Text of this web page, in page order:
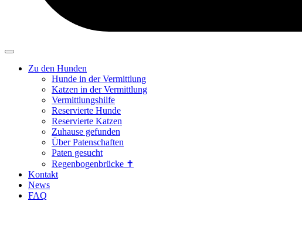
Zu den Hunden
Hunde in der Vermittlung
Katzen in der Vermittlung
Vermittlungshilfe
Reservierte Hunde
Reservierte Katzen
Zuhause gefunden
Über Patenschaften
Paten gesucht
Regenbogenbrücke ✝
Kontakt
News
FAQ